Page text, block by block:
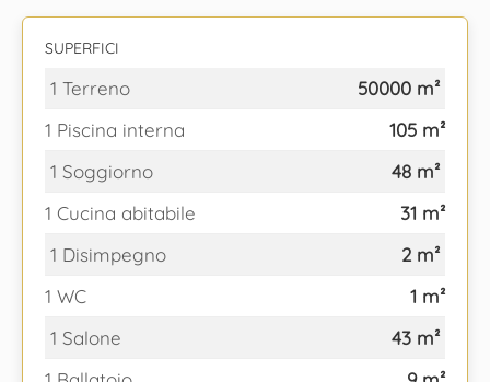
SUPERFICI
1 Terreno
50000 m²
1 Piscina interna
105 m²
1 Soggiorno
48 m²
1 Cucina abitabile
31 m²
1 Disimpegno
2 m²
1 WC
1 m²
1 Salone
43 m²